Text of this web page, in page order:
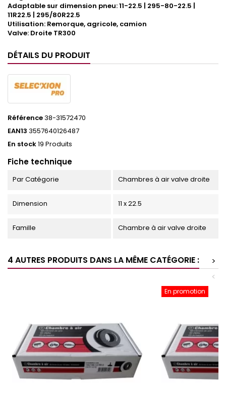
Adaptable sur dimension pneu: 11-22.5 | 295-80-22.5 |
11R22.5 | 295/80R22.5
Utilisation: Remorque, agricole, camion
Valve: Droite TR300
DÉTAILS DU PRODUIT
Référence38-31572470
EAN13 3557640126487
En stock19 Produits
Fiche technique
Par Catégorie Chambres à air valve droite
Dimension 11 x 22.5
Famille Chambre à air valve droite
4 AUTRES PRODUITS DANS LA MÊME CATÉGORIE :
>
<
En promotion